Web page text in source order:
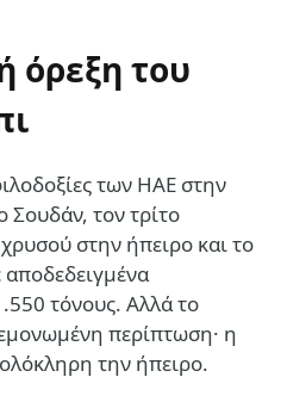
όρεξη του
των ΗΑΕ στην
Σουδάν, τον τρίτο
στην ήπειρο και το
τόνους. Αλλά το
περίπτωση· η
ολόκληρη την ήπειρο.